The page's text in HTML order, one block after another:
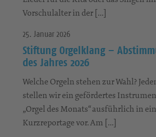
Vorschulalter in der […]
25. Januar 2026
Stiftung Orgelklang –
des Jahres 2026
Welche Orgeln stehen zur Wahl?
stellen wir ein gefördertes
„Orgel des Monats“ ausführlich in
Kurzreportage vor. Am […]